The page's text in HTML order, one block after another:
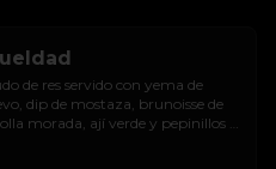
de res servido con yema de
dip de mostaza, brunoisse de
morada, ají verde y pepinillos